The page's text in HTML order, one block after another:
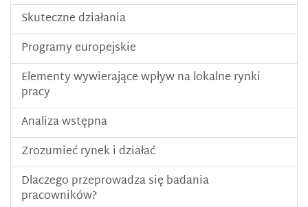
Skuteczne działania
Programy europejskie
Elementy wywierające wpływ na lokalne rynki
pracy
Analiza wstępna
Zrozumieć rynek i działać
Dlaczego przeprowadza się badania
pracowników?